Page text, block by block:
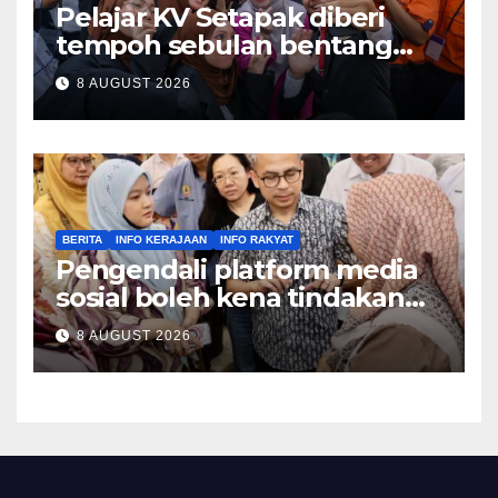
Pelajar KV Setapak diberi
tempoh sebulan bentang
idea guna teknologi dron
perkukuh keselamatan
sekolah – Fadhlina
8 AUGUST 2026
BERITA INFO KERAJAAN INFO RAKYAT
Pengendali platform media
sosial boleh kena tindakan
mahkamah jika abaikan kod
perlindungan kanak-kanak,
mitigasi risiko – Fahmi
8 AUGUST 2026